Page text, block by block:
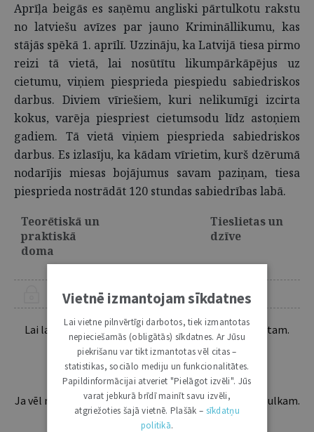
Aprīļa beigās es saņēmu angliski pārtulkotu rakstu
no latviešu avīzes par jauno Krimināllikumu, kas
stājās spēkā 1. aprīlī. Uzzināju, ka Latvijā tiesa pirmo
reizi tā vietā, lai nosūtītu likumpārkāpējus uz
cietumu, viņiem piesprieda piespiedu sabiedriskos
darbus. Diviem vīriešiem, kuri nelikumīgi izcirta
kokus, varēja piespriest cietumsodu līdz astoņiem
gadiem. Tā vietā viņiem piesprieda sabiedriskos
darbus. Es izlasīju, ka kādam vīrietim, kurš dzērumā
nodarījis miesas bojājumus savam paziņam, tiesa
piesprieda nostrādāt 120 stundas sabiedrības labā.
Teorētiskā un
praktiskā
doma
Tieslietas un
dzīve
ŠIS RAKSTS PIEEJAMS “JURISTA VĀRDA” ABONENTIEM
Lai lasītu šo rakstu tālāk, Tev jābūt žurnāla abonentam.
Esošos abonentus lūdzam autorizēties:
Ja vēl neesi abonents, aicinām pievienoties lasītāju pulkam.
Iegūsi tūlītēju piekļuvi digitālajam saturam!
Vietnē izmantojam sīkdatnes
Lai vietne pilnvērtīgi darbotos, tiek izmantotas
nepieciešamās (obligātās) sīkdatnes. Ar Jūsu
piekrišanu var tikt izmantotas vēl citas –
statistikas, sociālo mediju un funkcionalitātes.
Papildinformācijai atveriet "Pielāgot izvēli". Jūs
varat jebkurā brīdī mainīt savu izvēli,
atgriežoties šajā vietnē. Plašāk – sīkdatņu
politikā.